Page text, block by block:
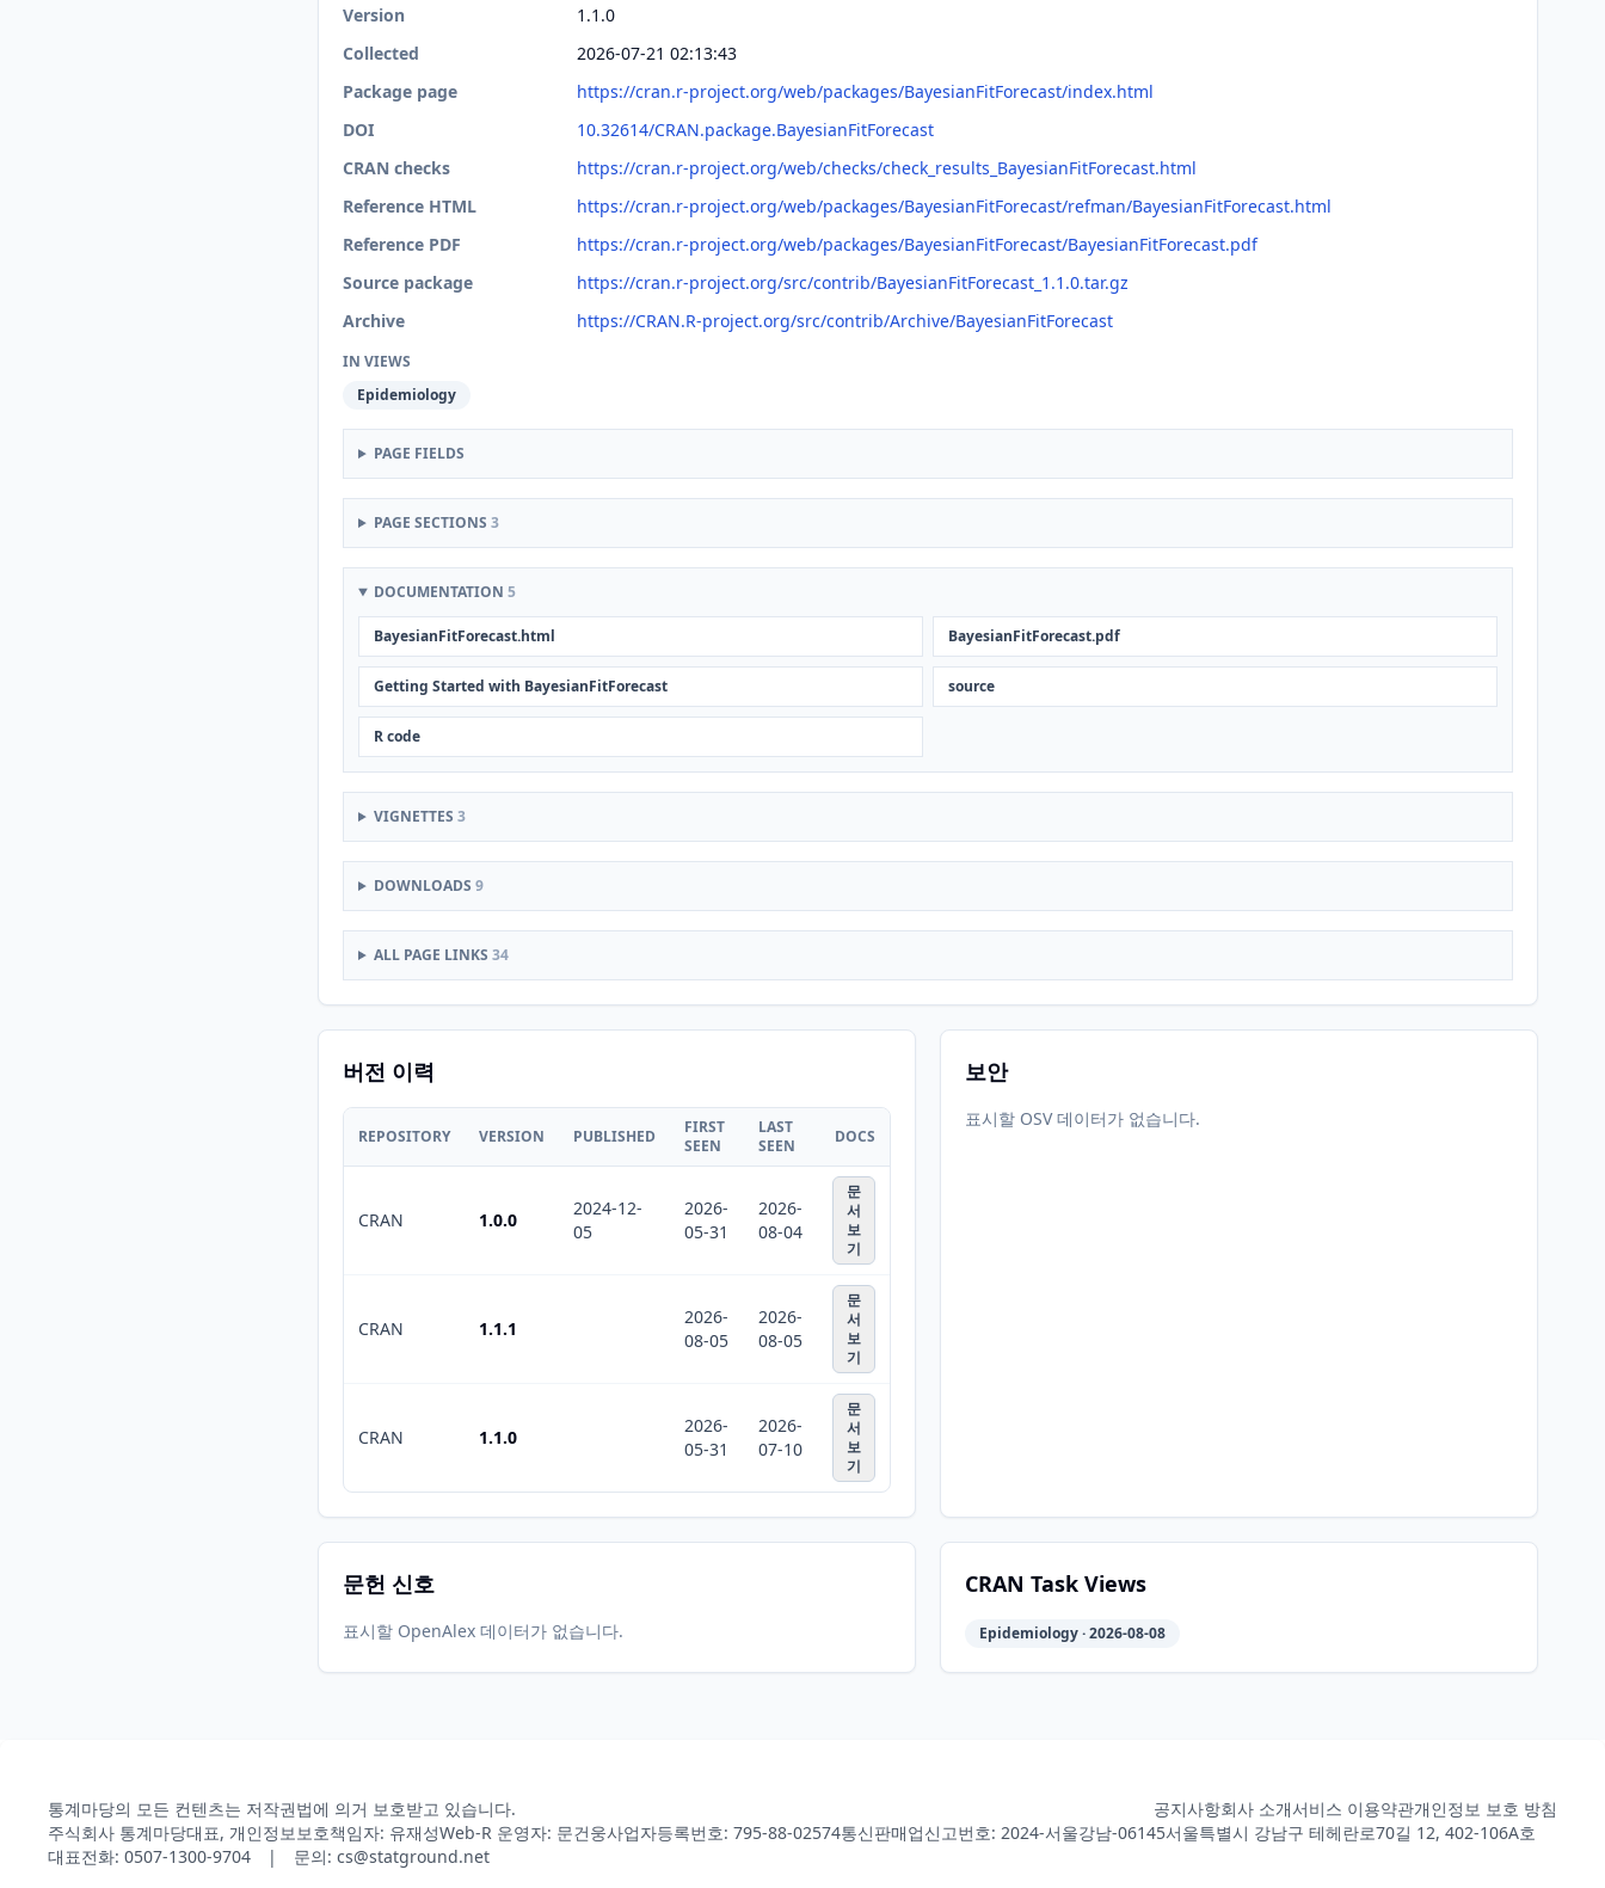
Version
1.1.0
Collected
2026-07-21 02:13:43
Package page
https://cran.r-project.org/web/packages/BayesianFitForecast/index.html
DOI
10.32614/CRAN.package.BayesianFitForecast
CRAN checks
https://cran.r-project.org/web/checks/check_results_BayesianFitForecast.html
Reference HTML
https://cran.r-project.org/web/packages/BayesianFitForecast/refman/BayesianFitForecast.html
Reference PDF
https://cran.r-project.org/web/packages/BayesianFitForecast/BayesianFitForecast.pdf
Source package
https://cran.r-project.org/src/contrib/BayesianFitForecast_1.1.0.tar.gz
Archive
https://CRAN.R-project.org/src/contrib/Archive/BayesianFitForecast
IN VIEWS
Epidemiology
PAGE FIELDS
PAGE SECTIONS 3
DOCUMENTATION 5
BayesianFitForecast.html BayesianFitForecast.pdf
Getting Started with BayesianFitForecast source
R code
VIGNETTES 3
DOWNLOADS 9
ALL PAGE LINKS 34
버전 이력
REPOSITORY VERSION PUBLISHED
FIRST
SEEN
LAST
SEEN
DOCS
CRAN 1.0.0
2024-12-
05
2026-
05-31
2026-
08-04
문
서
보
기
CRAN 1.1.1
2026-
08-05
2026-
08-05
문
서
보
기
CRAN 1.1.0
2026-
05-31
2026-
07-10
문
서
보
기
보안
표시할 OSV 데이터가 없습니다.
문헌 신호
표시할 OpenAlex 데이터가 없습니다.
CRAN Task Views
Epidemiology · 2026-08-08
통계마당의 모든 컨텐츠는 저작권법에 의거 보호받고 있습니다. 공지사항회사 소개서비스 이용약관개인정보 보호 방침
주식회사 통계마당대표, 개인정보보호책임자: 유재성Web-R 운영자: 문건웅사업자등록번호: 795-88-02574통신판매업신고번호: 2024-서울강남-06145서울특별시 강남구 테헤란로70길 12, 402-106A호
대표전화: 0507-1300-9704 | 문의: cs@statground.net